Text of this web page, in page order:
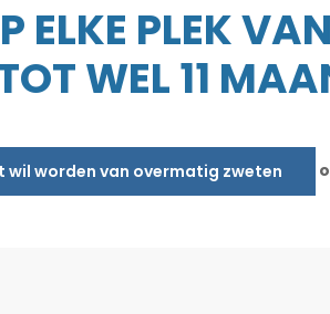
ELKE PLEK
WEL 11
wil worden van overmatig zweten